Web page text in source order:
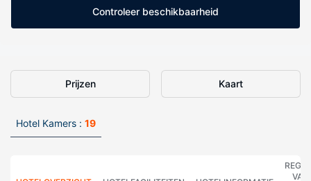
Controleer beschikbaarheid
Prijzen Kaart
Hotel Kamers : 19
VAN